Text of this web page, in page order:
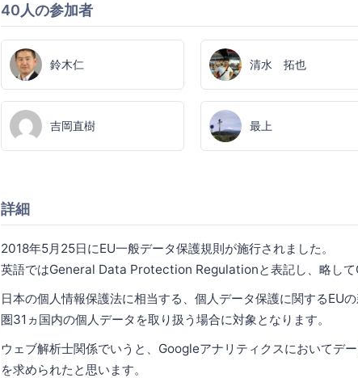
40人の参加者
鈴木仁 清水 拓也
吉岡直樹 最上
詳細
2018年5月25日にEU一般データ保護規則が施行されました。
英語ではGeneral Data Protection Regulationと表記し、略して
日本の個人情報保護法に相当する、個人データ保護に関するEU
圏31ヵ国内の個人データを取り扱う場合に対象となります。
ウェブ解析士関係でいうと、Googleアナリティクスにおいてデ
を求められたと思います。